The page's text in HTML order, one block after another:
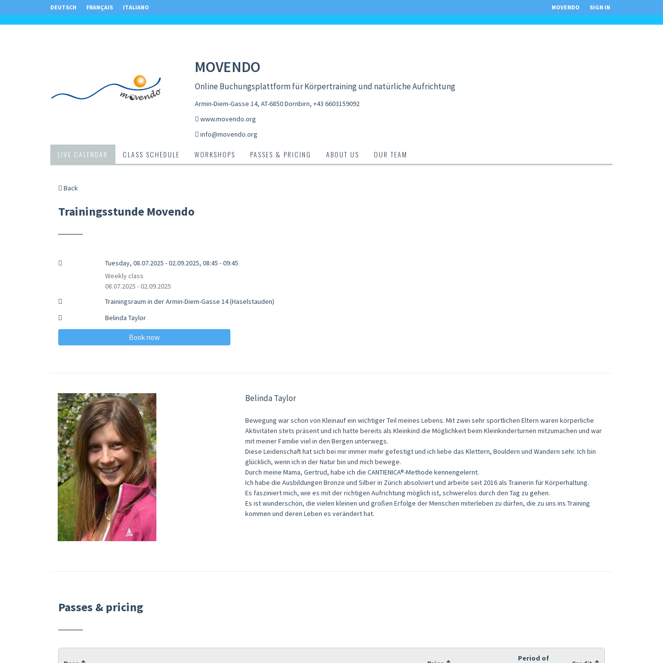
DEUTSCH FRANÇAIS ITALIANO MOVENDO SIGN IN
MOVENDO
Online Buchungsplattform für Körpertraining und natürliche Aufrichtung
Armin-Diem-Gasse 14, AT-6850 Dornbirn, +43 6603159092
www.movendo.org
info@movendo.org
LIVE CALENDAR CLASS SCHEDULE WORKSHOPS PASSES & PRICING ABOUT US OUR TEAM
Back
Trainingsstunde Movendo
Tuesday, 08.07.2025 - 02.09.2025, 08:45 - 09:45
Weekly class
08.07.2025 - 02.09.2025
Trainingsraum in der Armin-Diem-Gasse 14 (Haselstauden)
Belinda Taylor
Book now
Belinda Taylor
Bewegung war schon von Kleinauf ein wichtiger Teil meines Lebens. Mit zwei sehr sportlichen Eltern waren körperliche
Aktivitäten stets präsent und ich hatte bereits als Kleinkind die Möglichkeit beim Kleinkinderturnen mitzumachen und war
mit meiner Familie viel in den Bergen unterwegs.
Diese Leidenschaft hat sich bei mir immer mehr gefestigt und ich liebe das Klettern, Bouldern und Wandern sehr. Ich bin
glücklich, wenn ich in der Natur bin und mich bewege.
Durch meine Mama, Gertrud, habe ich die CANTIENICA®-Methode kennengelernt.
Ich habe die Ausbildungen Bronze und Silber in Zürich absolviert und arbeite seit 2016 als Trainerin für Körperhaltung.
Es fasziniert mich, wie es mit der richtigen Aufrichtung möglich ist, schwerelos durch den Tag zu gehen.
Es ist wunderschön, die vielen kleinen und großen Erfolge der Menschen miterleben zu dürfen, die zu uns ins Training
kommen und deren Leben es verändert hat.
Passes & pricing
Period of